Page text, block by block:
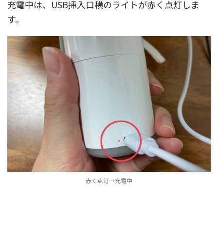
充電中は、USB挿入口横のライトが赤く点灯しま
す。
赤く点灯→充電中